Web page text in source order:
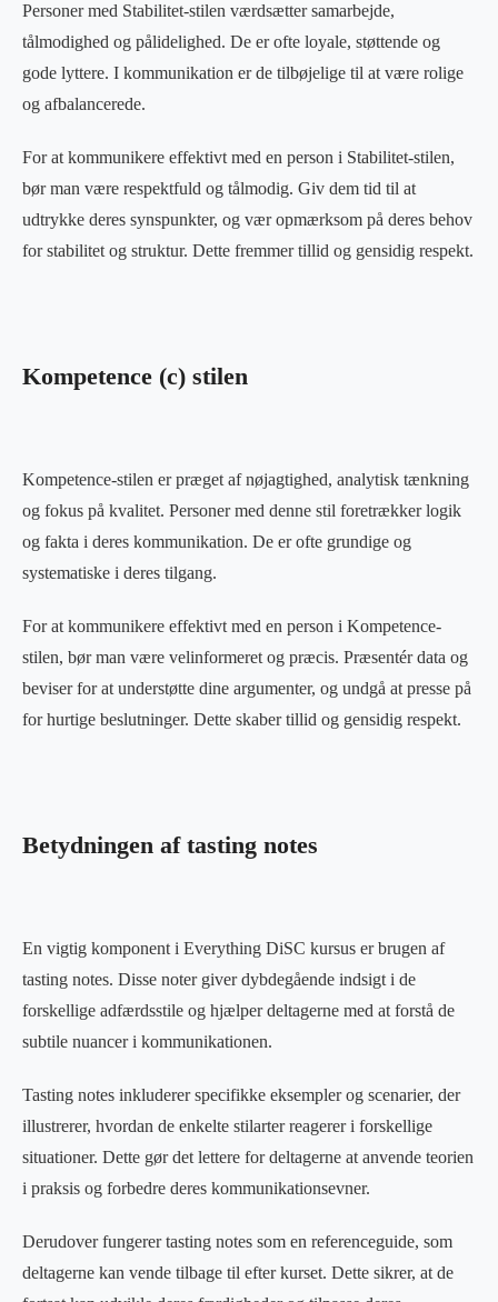
Personer med Stabilitet-stilen værdsætter samarbejde,
tålmodighed og pålidelighed. De er ofte loyale, støttende og
gode lyttere. I kommunikation er de tilbøjelige til at være rolige
og afbalancerede.
For at kommunikere effektivt med en person i Stabilitet-stilen,
bør man være respektfuld og tålmodig. Giv dem tid til at
udtrykke deres synspunkter, og vær opmærksom på deres behov
for stabilitet og struktur. Dette fremmer tillid og gensidig respekt.
Kompetence (c) stilen
Kompetence-stilen er præget af nøjagtighed, analytisk tænkning
og fokus på kvalitet. Personer med denne stil foretrækker logik
og fakta i deres kommunikation. De er ofte grundige og
systematiske i deres tilgang.
For at kommunikere effektivt med en person i Kompetence-
stilen, bør man være velinformeret og præcis. Præsentér data og
beviser for at understøtte dine argumenter, og undgå at presse på
for hurtige beslutninger. Dette skaber tillid og gensidig respekt.
Betydningen af ​​tasting notes
En vigtig komponent i Everything DiSC kursus er brugen af ​​
tasting notes. Disse noter giver dybdegående indsigt i de
forskellige adfærdsstile og hjælper deltagerne med at forstå de
subtile nuancer i kommunikationen.
Tasting notes inkluderer specifikke eksempler og scenarier, der
illustrerer, hvordan de enkelte stilarter reagerer i forskellige
situationer. Dette gør det lettere for deltagerne at anvende teorien
i praksis og forbedre deres kommunikationsevner.
Derudover fungerer tasting notes som en referenceguide, som
deltagerne kan vende tilbage til efter kurset. Dette sikrer, at de